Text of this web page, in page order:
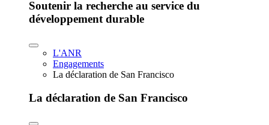
Soutenir la recherche au service du
développement durable
L'ANR
Engagements
La déclaration de San Francisco
La déclaration de San Francisco